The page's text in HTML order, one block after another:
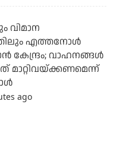
വിമാന
എത്തനോള്‍
കേന്ദ്രം; വാഹനങ്ങള്‍
മാറ്റിവയ്ക്കണമെന്ന്
ago